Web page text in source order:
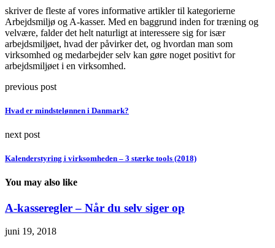
skriver de fleste af vores informative artikler til kategorierne
Arbejdsmiljø og A-kasser. Med en baggrund inden for træning og
velvære, falder det helt naturligt at interessere sig for især
arbejdsmiljøet, hvad der påvirker det, og hvordan man som
virksomhed og medarbejder selv kan gøre noget positivt for
arbejdsmiljøet i en virksomhed.
previous post
Hvad er mindstelønnen i Danmark?
next post
Kalenderstyring i virksomheden – 3 stærke tools (2018)
You may also like
A-kasseregler – Når du selv siger op
juni 19, 2018